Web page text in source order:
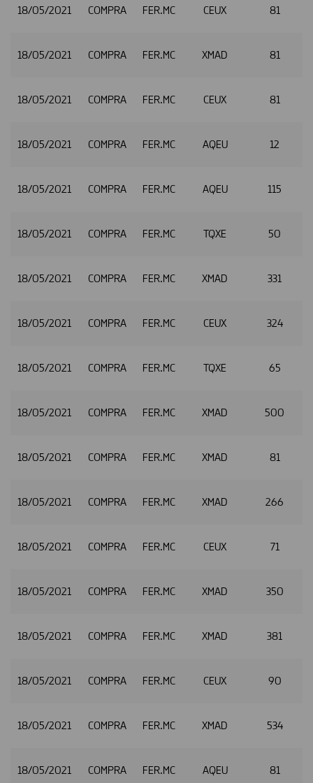
18/05/2021 COMPRA FER.MC CEUX 81
18/05/2021 COMPRA FER.MC XMAD 81
18/05/2021 COMPRA FER.MC CEUX 81
18/05/2021 COMPRA FER.MC AQEU 12
18/05/2021 COMPRA FER.MC AQEU 115
18/05/2021 COMPRA FER.MC TQXE 50
18/05/2021 COMPRA FER.MC XMAD 331
18/05/2021 COMPRA FER.MC CEUX 324
18/05/2021 COMPRA FER.MC TQXE 65
18/05/2021 COMPRA FER.MC XMAD 500
18/05/2021 COMPRA FER.MC XMAD 81
18/05/2021 COMPRA FER.MC XMAD 266
18/05/2021 COMPRA FER.MC CEUX 71
18/05/2021 COMPRA FER.MC XMAD 350
18/05/2021 COMPRA FER.MC XMAD 381
18/05/2021 COMPRA FER.MC CEUX 90
18/05/2021 COMPRA FER.MC XMAD 534
18/05/2021 COMPRA FER.MC AQEU 81